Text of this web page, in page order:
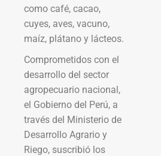
como café, cacao,
cuyes, aves, vacuno,
maíz, plátano y lácteos.
Comprometidos con el
desarrollo del sector
agropecuario nacional,
el Gobierno del Perú, a
través del Ministerio de
Desarrollo Agrario y
Riego, suscribió los